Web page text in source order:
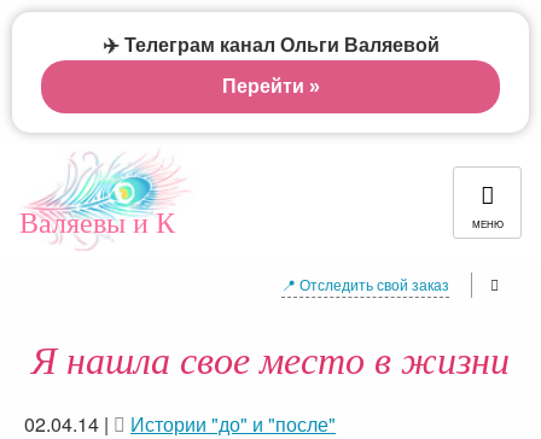
Валяевы и К МЕНЮ
📍 Отследить свой заказ
Я нашла свое место в жизни
02.04.14 | Истории "до" и "после"
✈️ Телеграм канал Ольги Валяевой
Перейти »